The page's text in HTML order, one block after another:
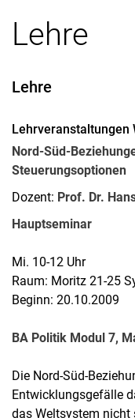
Lehre
Lehre
Lehrveranstaltungen
Nord-Süd-
Steuerungsoptionen
Dozent: Prof. Dr.
Hauptseminar
Mi. 10-12 Uhr
Raum: Moritz 21-25
Beginn: 20.10.2009
BA Politik Modul 7,
Die Nord-Süd-
Entwicklungsgefälle
das Weltsystem